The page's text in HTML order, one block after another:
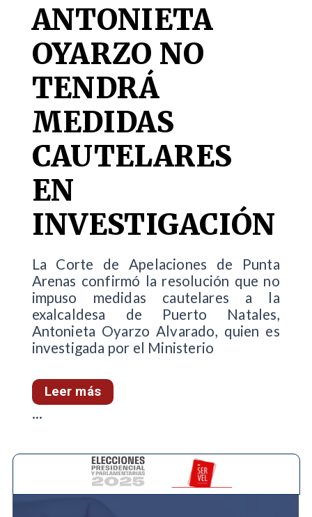
ANTONIETA
OYARZO NO
TENDRÁ
MEDIDAS
CAUTELARES
EN
INVESTIGACIÓN
La Corte de Apelaciones de Punta
Arenas confirmó la resolución que no
impuso medidas cautelares a la
exalcaldesa de Puerto Natales,
Antonieta Oyarzo Alvarado, quien es
investigada por el Ministerio
Leer más
...